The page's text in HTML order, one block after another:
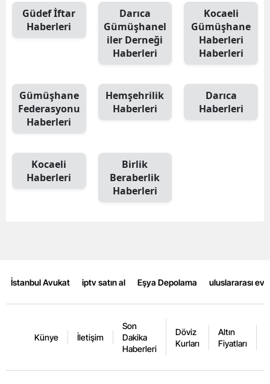
Giresun
Gümüşhane
Hakkari
Isparta
İstanbul
İzmir
Kars
Kırklareli
Kırşehir
Kocaeli
Konya
Güdef İftar
Haberleri
Darıca
Gümüşhanel
iler Derneği
Haberleri
Kocaeli
Gümüşhane
Haberleri
Haberleri
Gümüşhane
Federasyonu
Haberleri
Hemşehrilik
Haberleri
Darıca
Haberleri
Kocaeli
Haberleri
Birlik
Beraberlik
Haberleri
İstanbul Avukat iptv satın al Eşya Depolama uluslararası
Künye İletişim
Son
Dakika
Haberleri
Döviz
Kurları
Altın
Fiyatları